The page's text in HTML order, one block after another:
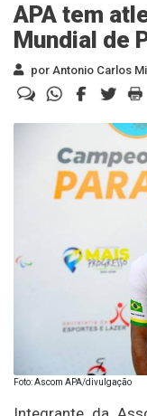
APA tem
Mundial de
por Antonio Carlos
Foto: Ascom APA/divulgação